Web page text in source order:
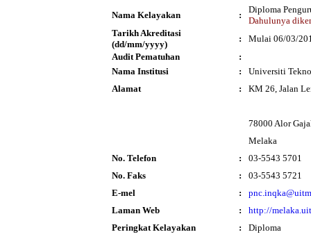
Nama Kelayakan
:
Diploma
Dahulunya
Tarikh Akreditasi
(dd/mm/yyyy)
:
Mulai 06/03/
Audit Pematuhan
:
Nama Institusi
:
Universiti
Alamat
: KM 26, Jalan
78000 Alor
Melaka
No. Telefon
:
03-5543 5701
No. Faks
:
03-5543 5721
E-mel
:
Laman Web
:
http://
Peringkat Kelayakan
:
Diploma